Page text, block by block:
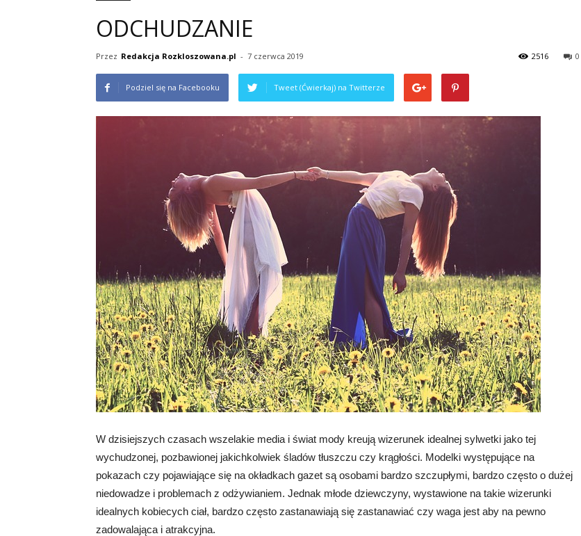
ODCHUDZANIE
Przez Redakcja Rozkloszowana.pl - 7 czerwca 2019 0
2516
Podziel się na Facebooku Tweet (Ćwierkaj) na Twitterze
W dzisiejszych czasach wszelakie media i świat mody kreują wizerunek idealnej sylwetki jako tej
wychudzonej, pozbawionej jakichkolwiek śladów tłuszczu czy krągłości. Modelki występujące na
pokazach czy pojawiające się na okładkach gazet są osobami bardzo szczupłymi, bardzo często o dużej
niedowadze i problemach z odżywianiem. Jednak młode dziewczyny, wystawione na takie wizerunki
idealnych kobiecych ciał, bardzo często zastanawiają się zastanawiać czy waga jest aby na pewno
zadowalająca i atrakcyjna.